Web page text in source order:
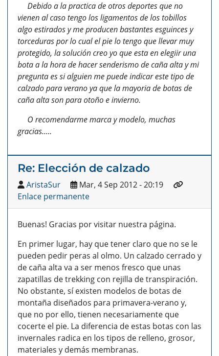
Debido a la practica de otros deportes que no
vienen al caso tengo los ligamentos de los tobillos
algo estirados y me producen bastantes esguinces y
torceduras por lo cual el pie lo tengo que llevar muy
protegido, la solución creo yo que esta en elegiir una
bota a la hora de hacer senderismo de caña alta y mi
pregunta es si alguien me puede indicar este tipo de
calzado para verano ya que la mayoria de botas de
caña alta son para otoño e invierno.
O recomendarme marca y modelo, muchas
gracias.....
Re: Elección de calzado
AristaSur
Mar, 4 Sep 2012 - 20:19
Enlace permanente
Buenas! Gracias por visitar nuestra página.
En primer lugar, hay que tener claro que no se le
pueden pedir peras al olmo. Un calzado cerrado y
de caña alta va a ser menos fresco que unas
zapatillas de trekking con rejilla de transpiración.
No obstante, sí existen modelos de botas de
montaña diseñados para primavera-verano y,
que no por ello, tienen necesariamente que
cocerte el pie. La diferencia de estas botas con las
invernales radica en los tipos de relleno, grosor,
materiales y demás membranas.